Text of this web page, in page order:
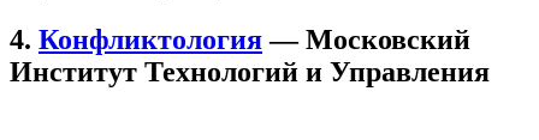
4. Конфликтология— Московский
Институт Технологий и Управления